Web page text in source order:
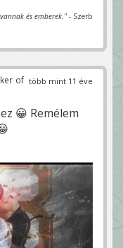
és emberek." - Szerb
több mint 11 éve
of
😀 Remélem